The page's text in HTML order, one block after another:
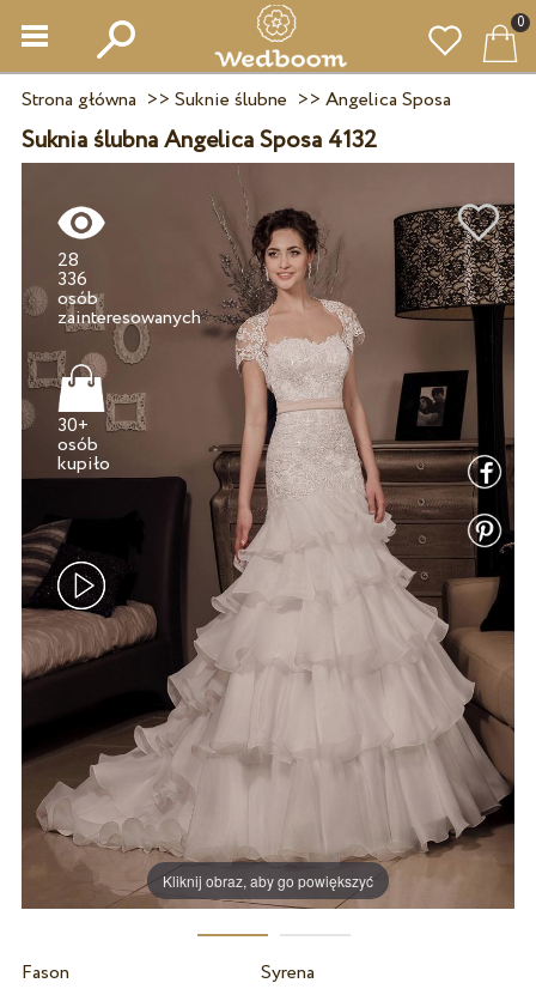
0
Strona główna >> Suknie ślubne >> Angelica Sposa
Suknia ślubna Angelica Sposa 4132
Kliknij obraz, aby go powiększyć
28
336
osób
zainteresowanych
30+
osób
Fason
Syrena